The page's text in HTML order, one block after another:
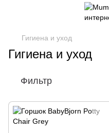
Гигиена и уход
Гигиена и уход
Фильтр